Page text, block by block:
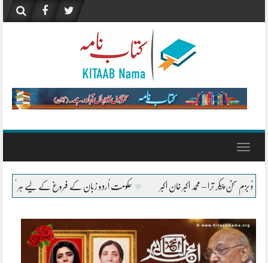
content
Toggle
حکومت اُردو زبان کے فروغ کے لیے ہر ممکن تعاون جاری رکھے گی، وفاقی وزیر